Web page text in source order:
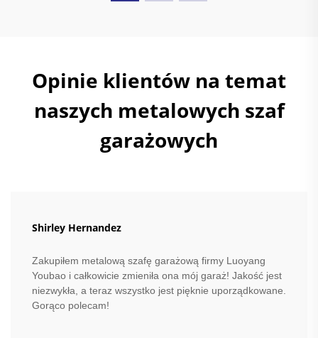
Opinie klientów na temat
naszych metalowych szaf
garażowych
Shirley Hernandez
Zakupiłem metalową szafę garażową firmy Luoyang
Youbao i całkowicie zmieniła ona mój garaż! Jakość jest
niezwykła, a teraz wszystko jest pięknie uporządkowane.
Gorąco polecam!